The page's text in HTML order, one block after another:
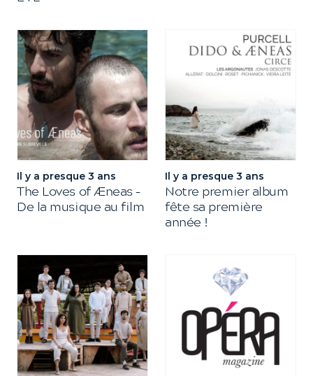
Il y a presque 3 ans
The Loves of Æneas –
De la musique au film
Il y a presque 3 ans
Notre premier album
fête sa première
année !